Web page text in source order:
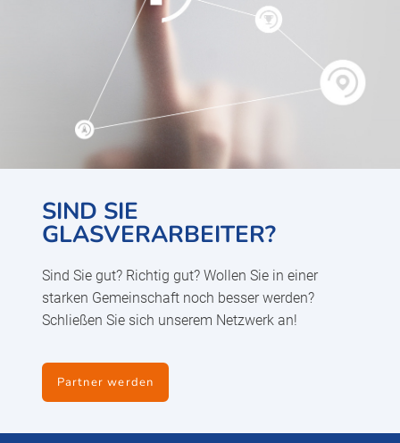
SIND SIE
GLASVERARBEITER?
Sind Sie gut? Richtig gut? Wollen Sie in einer
starken Gemeinschaft noch besser werden?
Schließen Sie sich unserem Netzwerk an!
Partner werden